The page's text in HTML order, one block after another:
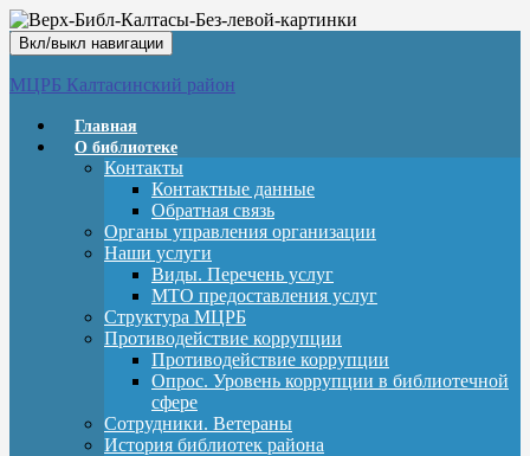
Вкл/выкл навигации
МЦРБ Калтасинский район
Главная
О библиотеке
Контакты
Контактные данные
Обратная связь
Органы управления организации
Наши услуги
Виды. Перечень услуг
МТО предоставления услуг
Структура МЦРБ
Противодействие коррупции
Противодействие коррупции
Опрос. Уровень коррупции в библиотечной
сфере
Сотрудники. Ветераны
История библиотек района